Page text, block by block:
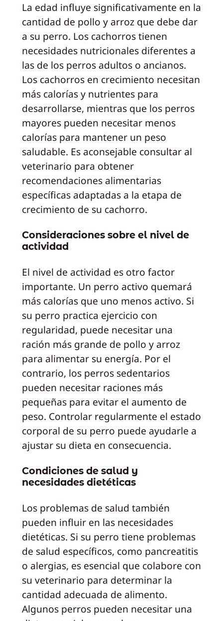
La edad influye significativamente en la
cantidad de pollo y arroz que debe dar
a su perro. Los cachorros tienen
necesidades nutricionales diferentes a
las de los perros adultos o ancianos.
Los cachorros en crecimiento necesitan
más calorías y nutrientes para
desarrollarse, mientras que los perros
mayores pueden necesitar menos
calorías para mantener un peso
saludable. Es aconsejable consultar al
veterinario para obtener
recomendaciones alimentarias
específicas adaptadas a la etapa de
crecimiento de su cachorro.
Consideraciones sobre el nivel de
actividad
El nivel de actividad es otro factor
importante. Un perro activo quemará
más calorías que uno menos activo. Si
su perro practica ejercicio con
regularidad, puede necesitar una
ración más grande de pollo y arroz
para alimentar su energía. Por el
contrario, los perros sedentarios
pueden necesitar raciones más
pequeñas para evitar el aumento de
peso. Controlar regularmente el estado
corporal de su perro puede ayudarle a
ajustar su dieta en consecuencia.
Condiciones de salud y
necesidades dietéticas
Los problemas de salud también
pueden influir en las necesidades
dietéticas. Si su perro tiene problemas
de salud específicos, como pancreatitis
o alergias, es esencial que colabore con
su veterinario para determinar la
cantidad adecuada de alimento.
Algunos perros pueden necesitar una